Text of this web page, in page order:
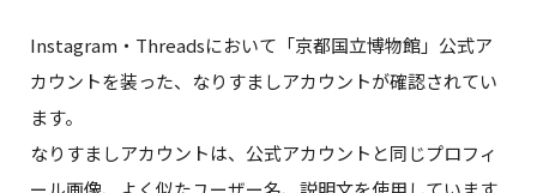
Instagram・Threadsにおいて「京都国立博物館」公式ア
カウントを装った、なりすましアカウントが確認されてい
ます。
なりすましアカウントは、公式アカウントと同じプロフィ